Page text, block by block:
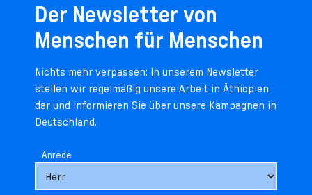
Der Newsletter von
Menschen für Menschen
Nichts mehr verpassen: In unserem Newsletter
stellen wir regelmäßig unsere Arbeit in Äthiopien
dar und informieren Sie über unsere Kampagnen in
Deutschland.
Anrede